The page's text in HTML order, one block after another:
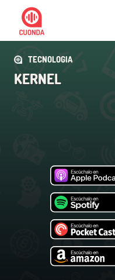
TECNOLOGIA
KERNEL